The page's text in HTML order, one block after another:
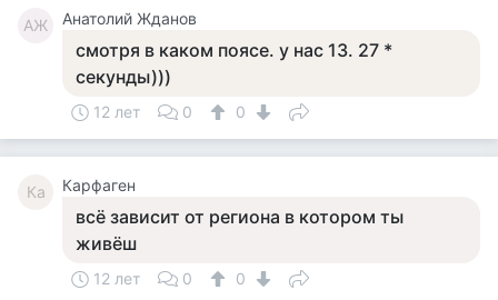
АЖ Анатолий Жданов
смотря в каком поясе. у нас 13. 27 *
секунды)))
12 лет 0 0
Ка Карфаген
всё зависит от региона в котором ты
живёш
12 лет 0 0